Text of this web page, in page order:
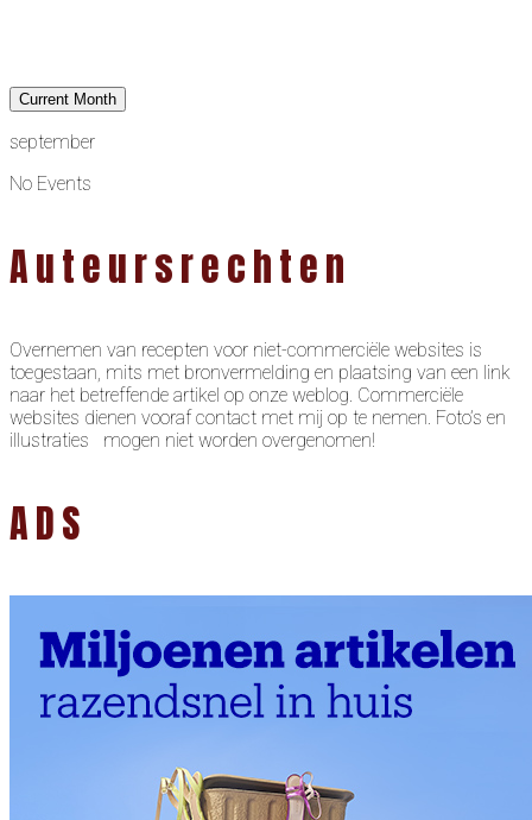
Current Month
september
No Events
Auteursrechten
Overnemen van recepten voor niet-commerciële websites is
toegestaan, mits met bronvermelding en plaatsing van een link
naar het betreffende artikel op onze weblog. Commerciële
websites dienen vooraf contact met mij op te nemen. Foto’s en
illustraties mogen niet worden overgenomen!
ADS